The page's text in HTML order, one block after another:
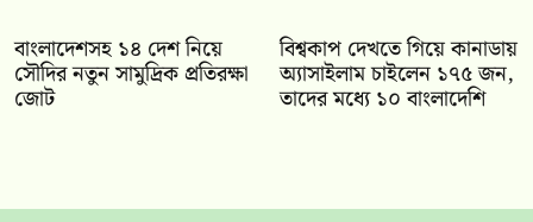
বাংলাদেশসহ ১৪ দেশ নিয়ে
সৌদির নতুন সামুদ্রিক প্রতিরক্ষা
জোট
বিশ্বকাপ দেখতে গিয়ে কানাডায়
অ্যাসাইলাম চাইলেন ১৭৫ জন,
তাদের মধ্যে ১০ বাংলাদেশি